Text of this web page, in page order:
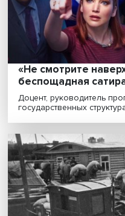
Пандемия ускорила
решения позволяют
Растущие долги
бросает вызов